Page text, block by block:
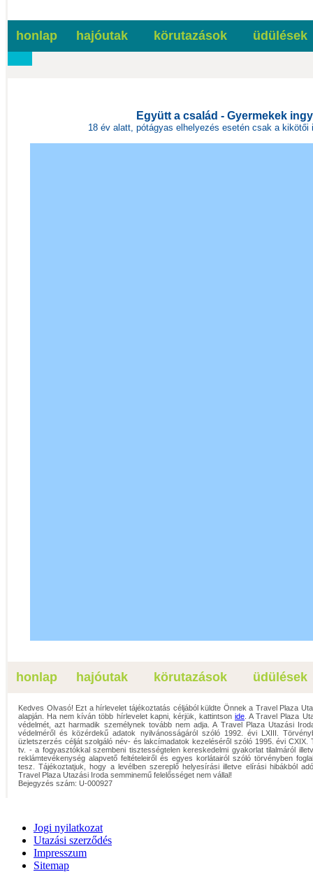
honlap hajóutak körutazások üdülések
Együtt a család - Gyermekek
18 év alatt, pótágyas elhelyezés esetén csak a kikötői
honlap hajóutak körutazások üdülések
Kedves Olvasó! Ezt a hírlevelet tájékoztatás céljából küldte Önnek a Travel Plaza
alapján. Ha nem kíván több hírlevelet kapni, kérjük, kattintsonide . A Travel Plaza
védelmét, azt harmadik személynek tovább nem adja. A Travel Plaza Utazási
védelméről és közérdekű adatok nyilvánosságáról szóló 1992. évi LXIII.
üzletszerzés célját szolgáló név- és lakcímadatok kezeléséről szóló 1995. évi CXIX.
tv. - a fogyasztókkal szembeni tisztességtelen kereskedelmi gyakorlat tilalmáról
reklámtevékenység alapvető feltételeiről és egyes korlátairól szóló törvényben
tesz. Tájékoztatjuk, hogy a levélben szereplő helyesírási illetve elírási hibákból
Travel Plaza Utazási Iroda semminemű felelősséget nem vállal!
Bejegyzés szám: U-000927
Jogi nyilatkozat
Utazási szerződés
Impresszum
Sitemap